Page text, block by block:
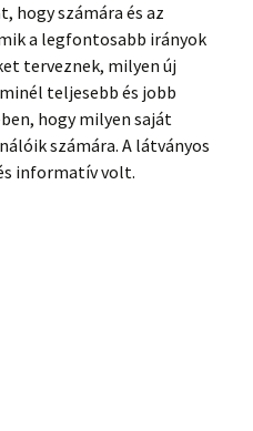
hogy számára és az
a legfontosabb irányok
terveznek, milyen új
teljesebb és jobb
hogy milyen saját
számára. A látványos
informatív volt.